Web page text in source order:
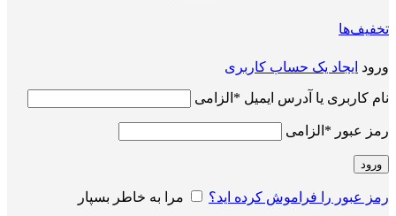
تخفیف‌ها
ورود ایجاد یک حساب کاربری
نام کاربری یا آدرس ایمیل * الزامی
رمز عبور * الزامی
ورود
رمز عبور را فراموش کرده اید؟
مرا به خاطر بسپار